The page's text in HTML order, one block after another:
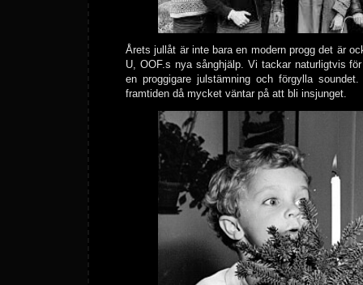
Årets jullåt är inte bara en modern progg det är
U, OOF.s nya sånghjälp. Vi tackar naturligtvis
en proggigare julstämning och förgylla
framtiden då mycket väntar på att bli insjunget.